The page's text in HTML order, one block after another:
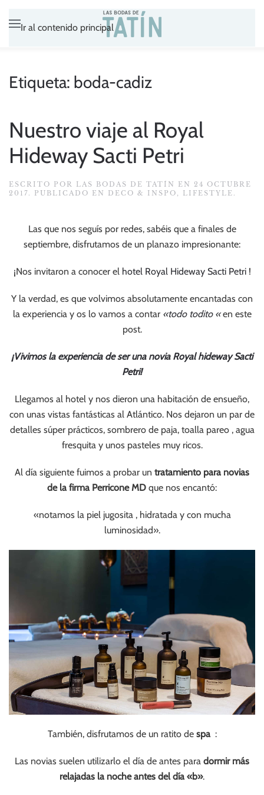
Ir al contenido principal
Etiqueta: boda-cadiz
Nuestro viaje al Royal
Hideway Sacti Petri
ESCRITO POR LAS BODAS DE TATÍN EN 24 OCTUBRE
2017. PUBLICADO EN DECO & INSPO , LIFESTYLE .
Las que nos seguís por redes, sabéis que a finales de
septiembre, disfrutamos de un planazo impresionante:
¡Nos invitaron a conocer el hotel Royal Hideway Sacti Petri !
Y la verdad, es que volvimos absolutamente encantadas con
la experiencia y os lo vamos a contar «todo todito «en este
post.
¡Vivimos la experiencia de ser una novia Royal hideway Sacti
Petri!
Llegamos al hotel y nos dieron una habitación de ensueño,
con unas vistas fantásticas al Atlántico. Nos dejaron un par de
detalles súper prácticos, sombrero de paja, toalla pareo , agua
fresquita y unos pasteles muy ricos.
Al día siguiente fuimos a probar un tratamiento para novias
de la firma Perricone MD que nos encantó:
«notamos la piel jugosita , hidratada y con mucha
luminosidad».
También, disfrutamos de un ratito despa:
Las novias suelen utilizarlo el día de antes para dormir más
relajadas la noche antes del día «b».